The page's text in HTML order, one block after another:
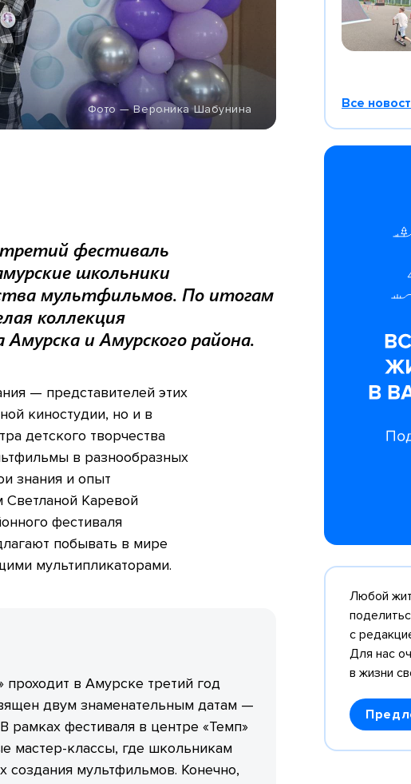
Фото — Вероника Шабунина
фестиваль
школьники
мультфильмов. По итогам
коллекция
и Амурского района.
— представителей этих
киностудии, но и в
детского творчества
в разнообразных
знания и опыт
Светланой Каревой
фестиваля
побывать в мире
мультипликаторами.
в Амурске третий год
двум знаменательным датам —
рамках фестиваля в центре «Темп»
мастер-классы, где школьникам
создания мультфильмов. Конечно,
Все
Любой
с
Для нас
в жизни